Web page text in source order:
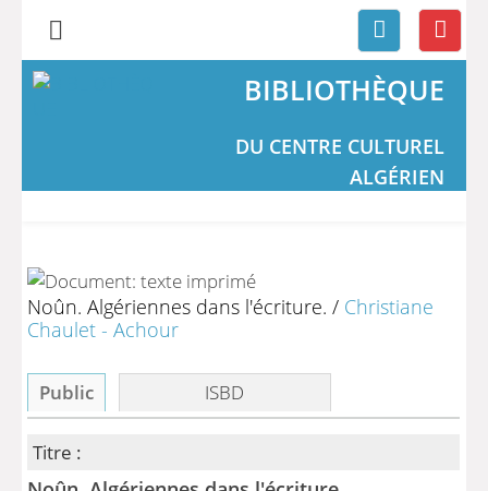
BIBLIOTHÈQUE
DU CENTRE CULTUREL
ALGÉRIEN
Noûn. Algériennes dans l'écriture. / Christiane
Chaulet - Achour
Public ISBD
Titre :